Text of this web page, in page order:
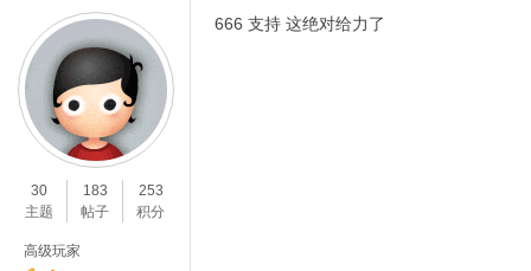
30
主题
183
帖子
253
积分
高级玩家
666 支持 这绝对给力了